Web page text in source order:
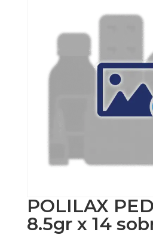
POLILAX
8.5gr x 14